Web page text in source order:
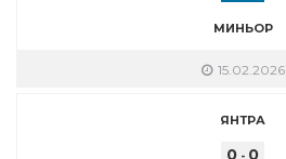
МИНЬОР
15.02.2026
ЯНТРА
0 0